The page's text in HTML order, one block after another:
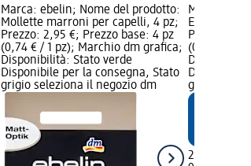
Marca: ebelin; Nome del prodotto:
Mollette marroni per capelli, 4 pz;
Prezzo: 2,95 €; Prezzo base: 4 pz
(0,74 € / 1 pz); Marchio dm grafica;
Disponibilità: Stato verde
Disponibile per la consegna, Stato
grigio seleziona il negozio dm
Marca:
Elastici per
Prezzo:
(0,33 € / 1
Disponibile
grigio
2,95 €